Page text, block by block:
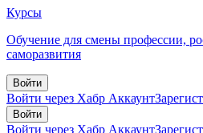
Курсы
Обучение для смены профессии,
саморазвития
Войти
Войти через Хабр Аккаунт
Войти
Войти через Хабр Аккаунт